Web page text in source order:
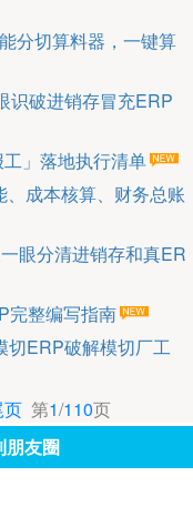
分切算料器，一键算
识破进销存冒充ERP
」落地执行清单
成本核算、财务总账
眼分清进销存和真ER
完整编写指南
切ERP破解模切厂工
页第1/110页
朋友圈